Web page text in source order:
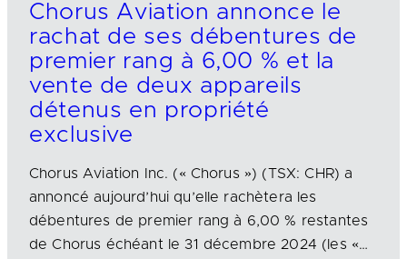
Chorus Aviation annonce le
rachat de ses débentures de
premier rang à 6,00 % et la
vente de deux appareils
détenus en propriété
exclusive
Chorus Aviation Inc. (« Chorus ») (TSX: CHR) a
annoncé aujourd’hui qu’elle rachètera les
débentures de premier rang à 6,00 % restantes
de Chorus échéant le 31 décembre 2024 (les «…